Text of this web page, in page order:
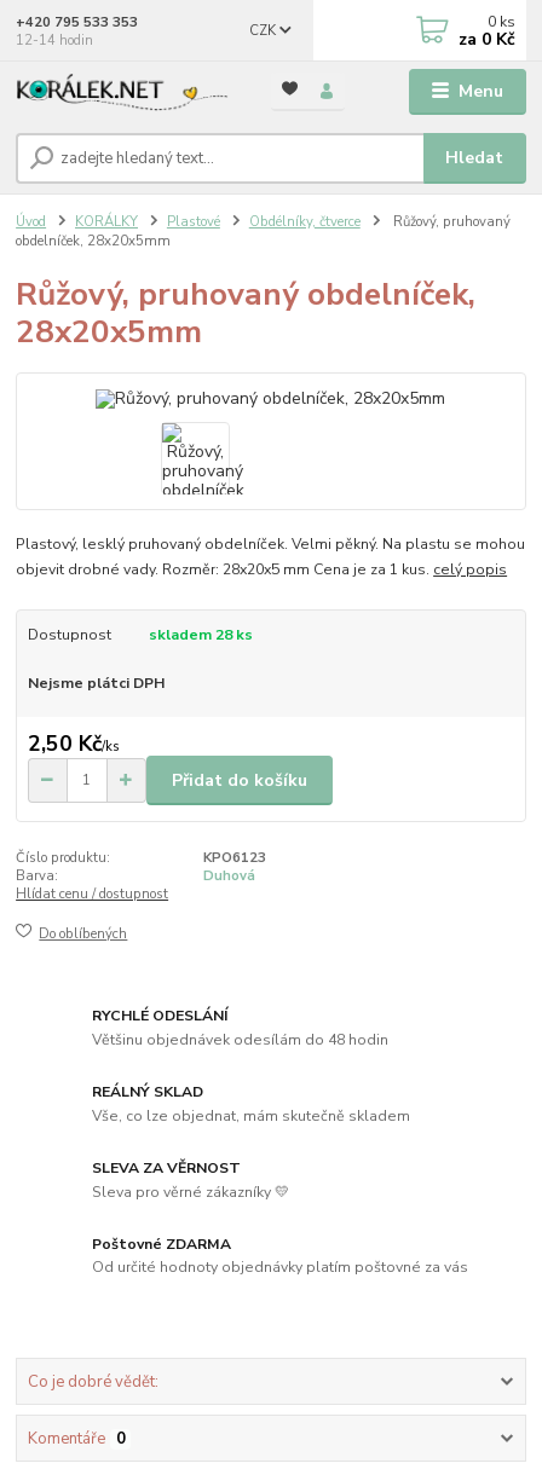
Menu
CZK
Hledat
+420 795 533 353
12-14 hodin
0 ks
za 0 Kč
Úvod KORÁLKY Plastové Obdélníky, čtverce
Růžový, pruhovaný
obdelníček, 28x20x5mm
Růžový, pruhovaný obdelníček,
28x20x5mm
Plastový, lesklý pruhovaný obdelníček. Velmi pěkný. Na plastu se mohou
objevit drobné vady. Rozměr: 28x20x5 mm Cena je za 1 kus. celý popis
Dostupnost skladem 28 ks
Nejsme plátci DPH
2,50 Kč/ks
Přidat do košíku
Číslo produktu:
KPO6123
Barva:
Duhová
Hlídat cenu / dostupnost
Do oblíbených
RYCHLÉ ODESLÁNÍ
Většinu objednávek odesílám do 48 hodin
REÁLNÝ SKLAD
Vše, co lze objednat, mám skutečně skladem
SLEVA ZA VĚRNOST
Sleva pro věrné zákazníky 💛
Poštovné ZDARMA
Od určité hodnoty objednávky platím poštovné za vás
Co je dobré vědět:
Komentáře 0